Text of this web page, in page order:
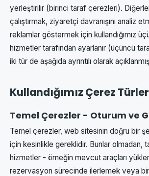
yerleştirilir (birinci taraf çerezleri).
çalıştırmak, ziyaretçi davranışını analiz
reklamlar göstermek için kullandığımız
hizmetler tarafından ayarlanır (üçüncü
iki tür de aşağıda ayrıntılı olarak
Kullandığımız Çerez
Temel Çerezler - Oturum ve
Temel çerezler, web sitesinin doğru bir
için kesinlikle gereklidir. Bunlar olmadan,
hizmetler - örneğin mevcut araçları
rezervasyon sürecinde ilerlemek veya